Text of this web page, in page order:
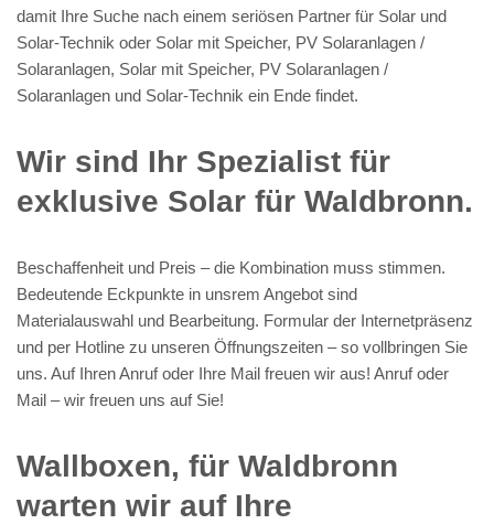
damit Ihre Suche nach einem seriösen Partner für Solar und
Solar-Technik oder Solar mit Speicher, PV Solaranlagen /
Solaranlagen, Solar mit Speicher, PV Solaranlagen /
Solaranlagen und Solar-Technik ein Ende findet.
Wir sind Ihr Spezialist für
exklusive Solar für Waldbronn.
Beschaffenheit und Preis – die Kombination muss stimmen.
Bedeutende Eckpunkte in unsrem Angebot sind
Materialauswahl und Bearbeitung. Formular der Internetpräsenz
und per Hotline zu unseren Öffnungszeiten – so vollbringen Sie
uns. Auf Ihren Anruf oder Ihre Mail freuen wir aus! Anruf oder
Mail – wir freuen uns auf Sie!
Wallboxen, für Waldbronn
warten wir auf Ihre